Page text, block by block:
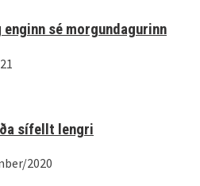
sé morgundagurinn
sífellt lengri
2020